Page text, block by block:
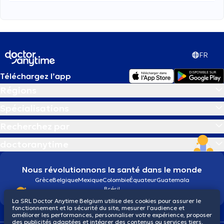
FR
Téléchargez l’app
Nous révolutionnons la santé dans le monde
GrèceBelgiqueMexiqueColombieÉquateurGuatemala
Brésil
La SRL Doctor Anytime Belgium utilise des cookies pour assurer le
fonctionnement et la sécurité du site, mesurer l’audience et
améliorer les performances, personnaliser votre expérience, proposer
des publicités adaptées et intégrer des contenus ou services tiers.